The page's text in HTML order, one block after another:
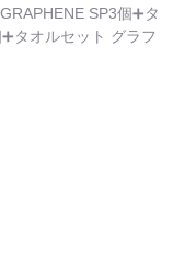
SP3個➕タ
タオルセット グラフ